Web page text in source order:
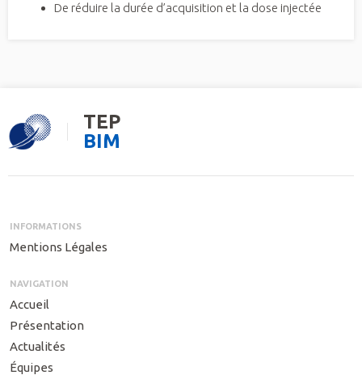
De réduire la durée d’acquisition et la dose injectée
TEP
BIM
INFORMATIONS
Mentions Légales
NAVIGATION
Accueil
Présentation
Actualités
Équipes